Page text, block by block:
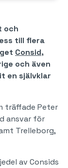
och
till flera
Consid,
och även
en självklar
träffade Peter
ansvar för
Trelleborg,
av Consids